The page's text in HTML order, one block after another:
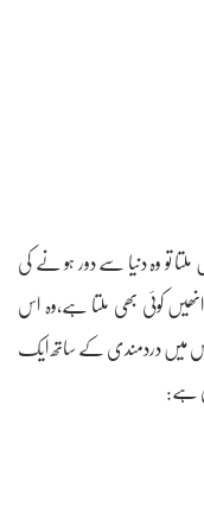
تو وہ دنیا سے دور ہو نے کی
کوئی بھی ملتا ہے،وہ اس
میں دردمندی کے ساتھ ایک
ہے: